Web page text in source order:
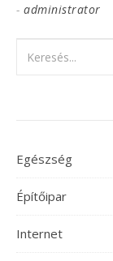
- administrator
Egészség
Építőipar
Internet